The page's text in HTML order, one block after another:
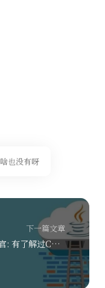
啥也没有呀
下一篇文章
面试官: 有了解过CAS和原子操作吗？说说看